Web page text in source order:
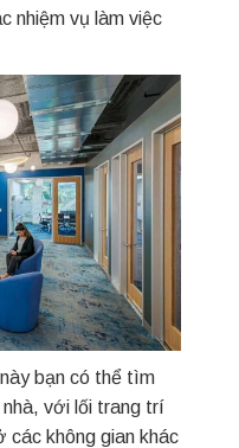
nhiệm vụ làm việc
bạn có thể tìm
với lối trang trí
không gian khác